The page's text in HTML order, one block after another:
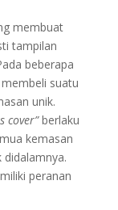
membuat
tampilan
beberapa
suatu
unik.
cover”berlaku
kemasan
peranan